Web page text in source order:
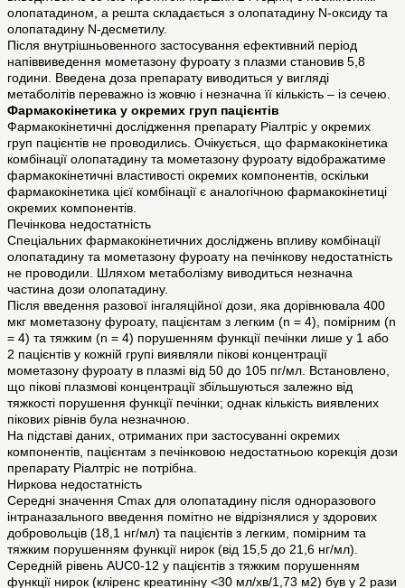
олопатадином, а решта складається з олопатадину N-оксиду та
олопатадину N-десметилу.
Після внутрішньовенного застосування ефективний період
напіввиведення мометазону фуроату з плазми становив 5,8
години. Введена доза препарату виводиться у вигляді
метаболітів переважно із жовчю і незначна її кількість – із сечею.
Фармакокінетика у окремих груп пацієнтів
Фармакокінетичні дослідження препарату Ріалтріс у окремих
груп пацієнтів не проводились. Очікується, що фармакокінетика
комбінації олопатадину та мометазону фуроату відображатиме
фармакокінетичні властивості окремих компонентів, оскільки
фармакокінетика цієї комбінації є аналогічною фармакокінетиці
окремих компонентів.
Печінкова недостатність
Спеціальних фармакокінетичних досліджень впливу комбінації
олопатадину та мометазону фуроату на печінкову недостатність
не проводили. Шляхом метаболізму виводиться незначна
частина дози олопатадину.
Після введення разової інгаляційної дози, яка дорівнювала 400
мкг мометазону фуроату, пацієнтам з легким (n = 4), помірним (n
= 4) та тяжким (n = 4) порушенням функції печінки лише у 1 або
2 пацієнтів у кожній групі виявляли пікові концентрації
мометазону фуроату в плазмі від 50 до 105 пг/мл. Встановлено,
що пікові плазмові концентрації збільшуються залежно від
тяжкості порушення функції печінки; однак кількість виявлених
пікових рівнів була незначною.
На підставі даних, отриманих при застосуванні окремих
компонентів, пацієнтам з печінковою недостатньою корекція дози
препарату Ріалтріс не потрібна.
Ниркова недостатність
Середні значення Cmax для олопатадину після одноразового
інтраназального введення помітно не відрізнялися у здорових
добровольців (18,1 нг/мл) та пацієнтів з легким, помірним та
тяжким порушенням функції нирок (від 15,5 до 21,6 нг/мл).
Середній рівень AUC0-12 у пацієнтів з тяжким порушенням
функції нирок (кліренс креатиніну <30 мл/хв/1,73 м2) був у 2 рази